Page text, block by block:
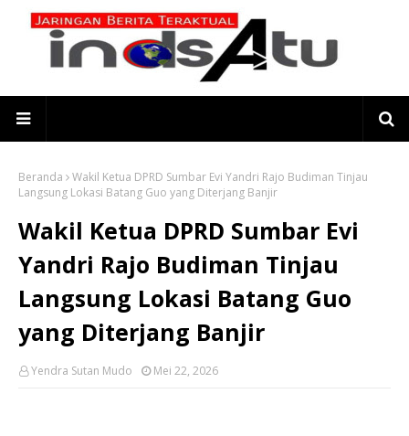
Beranda
Wakil Ketua DPRD Sumbar Evi Yandri Rajo Budiman Tinjau
Langsung Lokasi Batang Guo yang Diterjang Banjir
Wakil Ketua DPRD Sumbar Evi
Yandri Rajo Budiman Tinjau
Langsung Lokasi Batang Guo
yang Diterjang Banjir
Yendra Sutan Mudo Mei 22, 2026